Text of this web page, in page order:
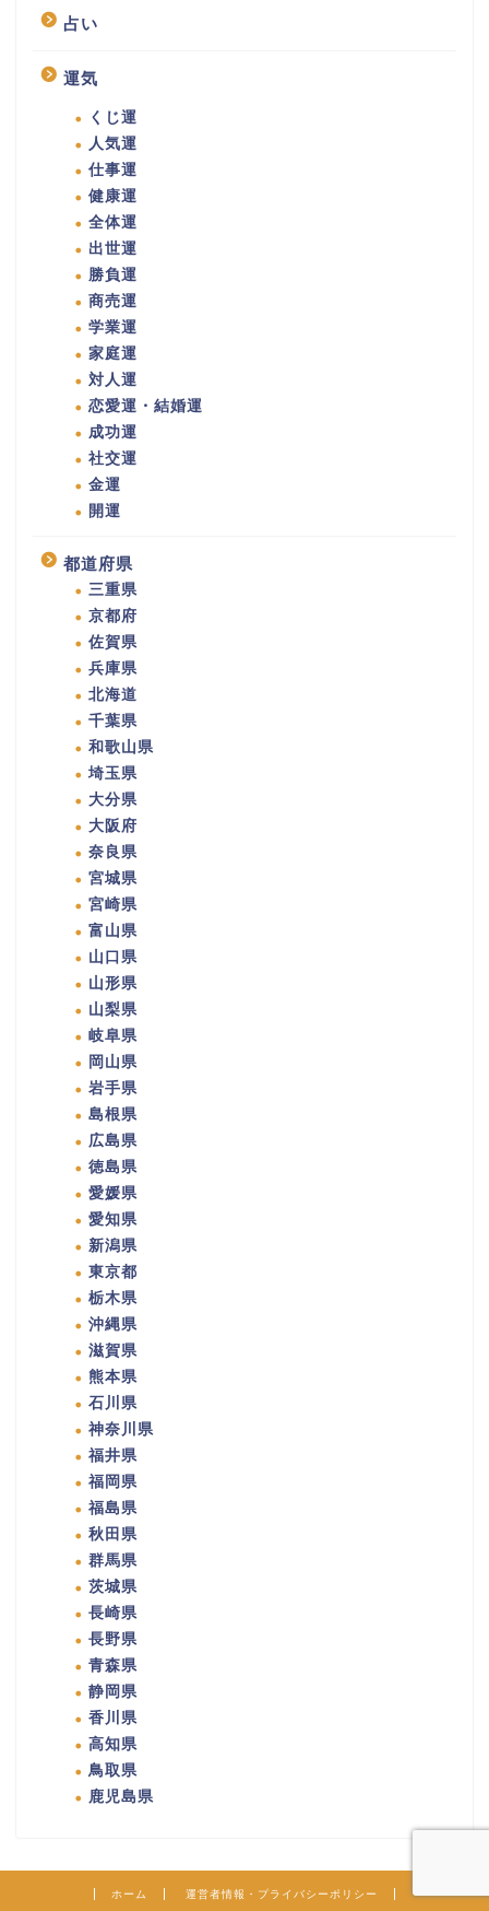
占い
運気
くじ運
人気運
仕事運
健康運
全体運
出世運
勝負運
商売運
学業運
家庭運
対人運
恋愛運・結婚運
成功運
社交運
金運
開運
都道府県
三重県
京都府
佐賀県
兵庫県
北海道
千葉県
和歌山県
埼玉県
大分県
大阪府
奈良県
宮城県
宮崎県
富山県
山口県
山形県
山梨県
岐阜県
岡山県
岩手県
島根県
広島県
徳島県
愛媛県
愛知県
新潟県
東京都
栃木県
沖縄県
滋賀県
熊本県
石川県
神奈川県
福井県
福岡県
福島県
秋田県
群馬県
茨城県
長崎県
長野県
青森県
静岡県
香川県
高知県
鳥取県
鹿児島県
ホーム 運営者情報・プライバシーポリシー